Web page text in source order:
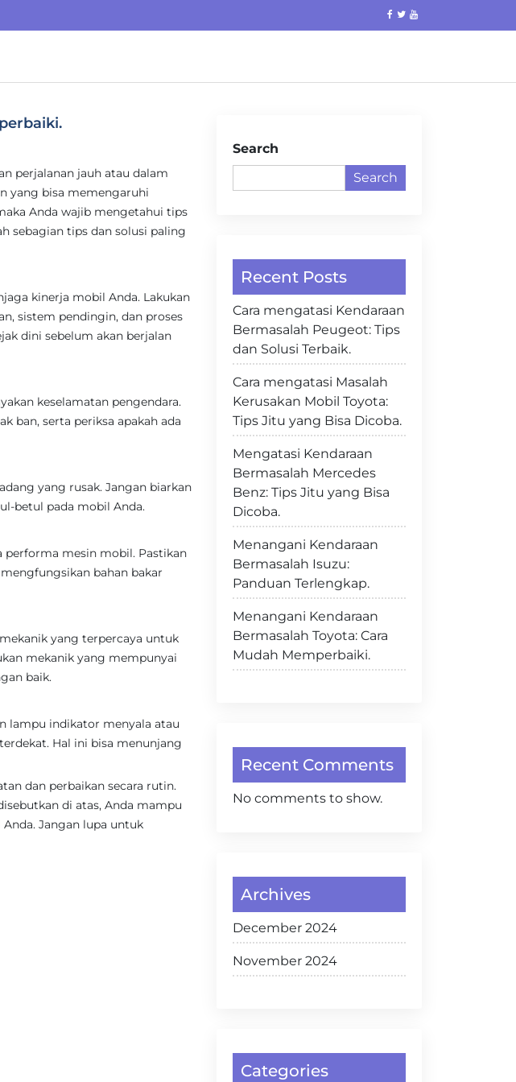
perjalanan jauh atau dalam
yang bisa memengaruhi
Anda wajib mengetahui tips
sebagian tips dan solusi paling
kinerja mobil Anda. Lakukan
sistem pendingin, dan proses
dini sebelum akan berjalan
keselamatan pengendara.
ban, serta periksa apakah ada
yang rusak. Jangan biarkan
betul pada mobil Anda.
performa mesin mobil. Pastikan
bahan bakar
yang terpercaya untuk
mekanik yang mempunyai
baik.
lampu indikator menyala atau
Hal ini bisa menunjang
dan perbaikan secara rutin.
di atas, Anda mampu
Jangan lupa untuk
Search
Search
Recent Posts
Cara mengatasi Kendaraan
Bermasalah Peugeot: Tips
dan Solusi Terbaik.
Cara mengatasi Masalah
Kerusakan Mobil Toyota:
Tips Jitu yang Bisa Dicoba.
Mengatasi Kendaraan
Bermasalah Mercedes
Benz: Tips Jitu yang Bisa
Dicoba.
Menangani Kendaraan
Bermasalah Isuzu:
Panduan Terlengkap.
Menangani Kendaraan
Bermasalah Toyota: Cara
Mudah Memperbaiki.
Recent Comments
No comments to show.
Archives
December 2024
November 2024
Categories